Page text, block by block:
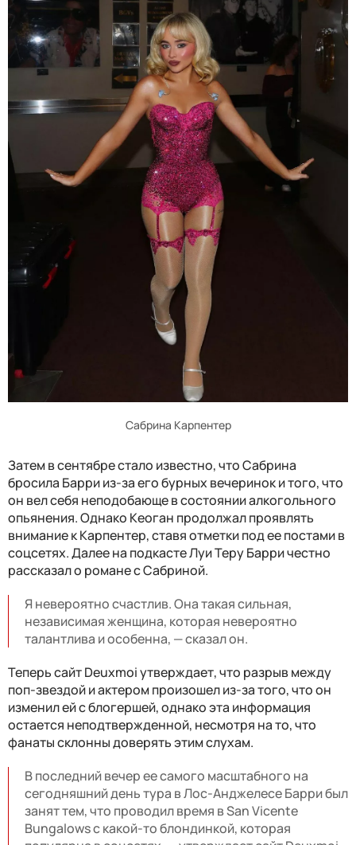
Сабрина Карпентер
Затем в сентябре стало известно, что Сабрина
бросила Барри из-за его бурных вечеринок и того, что
он вел себя неподобающе в состоянии алкогольного
опьянения. Однако Кеоган продолжал проявлять
внимание к Карпентер, ставя отметки под ее постами в
соцсетях. Далее на подкасте Луи Теру Барри честно
рассказал о романе с Сабриной.
Я невероятно счастлив. Она такая сильная,
независимая женщина, которая невероятно
талантлива и особенна, — сказал он.
Теперь сайт Deuxmoi утверждает, что разрыв между
поп-звездой и актером произошел из-за того, что он
изменил ей с блогершей, однако эта информация
остается неподтвержденной, несмотря на то, что
фанаты склонны доверять этим слухам.
В последний вечер ее самого масштабного на
сегодняшний день тура в Лос-Анджелесе Барри был
занят тем, что проводил время в San Vicente
Bungalows с какой-то блондинкой, которая